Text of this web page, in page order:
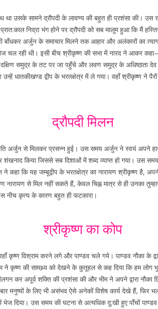
था उसके सामने द्रौपदी के लावण्य की बहुत ही प्रशंसा की। उस
निद्रा भंग होने पर द्रौपदी को सब मालूम हुआ कि मैं
अर्जुन के समाचार मिलने तक आहार और अलंकारों का त्याग
चल रही थी। इसी बीच श्रीकृष्ण की सभा में नारद ने
समुद्र के तट पर जा पहुँचे और लवण समुद्र के अधिष्ठाता देव
धातकीखण्ड द्वीप के भरतक्षेत्र में ले गया। वहाँ श्रीकृष्ण ने
द्रौपदी मिलन
अर्जुन से मिलकर प्रसन्न हुई। उस समय अर्जुन ने स्वयं अपने
किया जिससे सब दिशाओं में शब्द व्याप्त हो गया। उस
कि यह जम्बूद्वीप के भरतक्षेत्र का नारायण श्रीकृष्ण है,
नारायण से मिल नहीं सकते हैं, केवल चिह्न मात्र से ही उनका
नीच कृत्य के कारण बहुत ही फटकारा।
श्रीकृष्ण का कोप
विश्राम करने लगे और पाण्डव चले गये। पाण्डव नौका के
ने कृष्ण की सामथ्र्य को देखने के कुतूहल से कह दिया कि हम
अपूर्व शक्ति की प्रशंसा की और भीम ने अपने द्वारा नौका
के लिए भी असंभव ऐसे अनेकों विशेष कार्य देखे हैं, फिर भला
भेज दिया। उस समय की घटना से अत्यधिक दु:खी हुए पाँचों